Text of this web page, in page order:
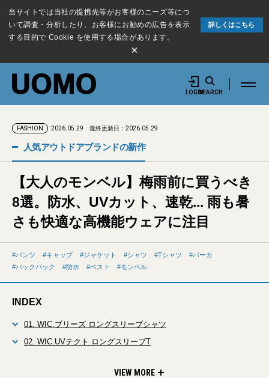
当サイトでは当社の提携先等がお客様のニーズ等につ
いて調査・分析したり、お客様にお勧めの広告を表示
する目的で Cookie を使用する場合があります。
詳しくはこちら
×
LOGINSEARCH
FASHION 2026.05.29 最終更新日：2026.05.29
人気アウトドアブランドの新作
【大人のモンベル】梅雨前に買うべき
8選。防水、UVカット、速乾... 雨も暑
さも快適な高機能ウェアに注目
パンツ キャップ ジャケット シャツ Tシャツ
パーカ
バックパック
防水 ベスト モンベル
INDEX
01. WIC.ブリーズ ロングスリーブシャツ
02. WIC.UVテクト ロングスリーブT
VIEW MORE